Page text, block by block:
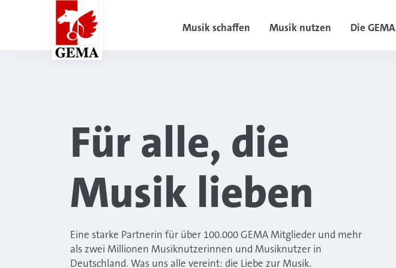
Musik schaffen Musik nutzen Die GEMA
Für alle, die
Musik lieben
Eine starke Partnerin für über 100.000 GEMA Mitglieder und mehr
als zwei Millionen Musiknutzerinnen und Musiknutzer in
Deutschland. Was uns alle vereint: die Liebe zur Musik.